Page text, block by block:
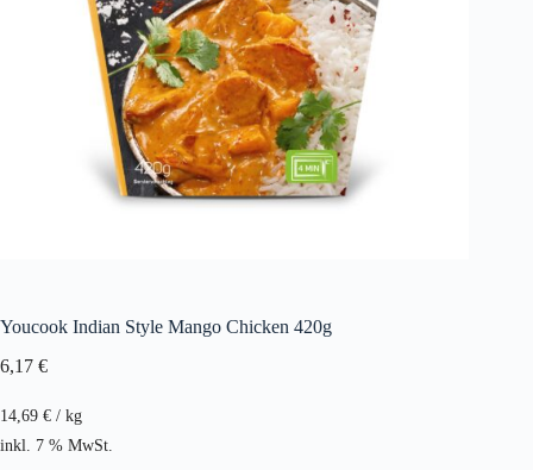
Youcook Indian Style Mango Chicken 420g
6,17 €
14,69 € / kg
inkl. 7 % MwSt.